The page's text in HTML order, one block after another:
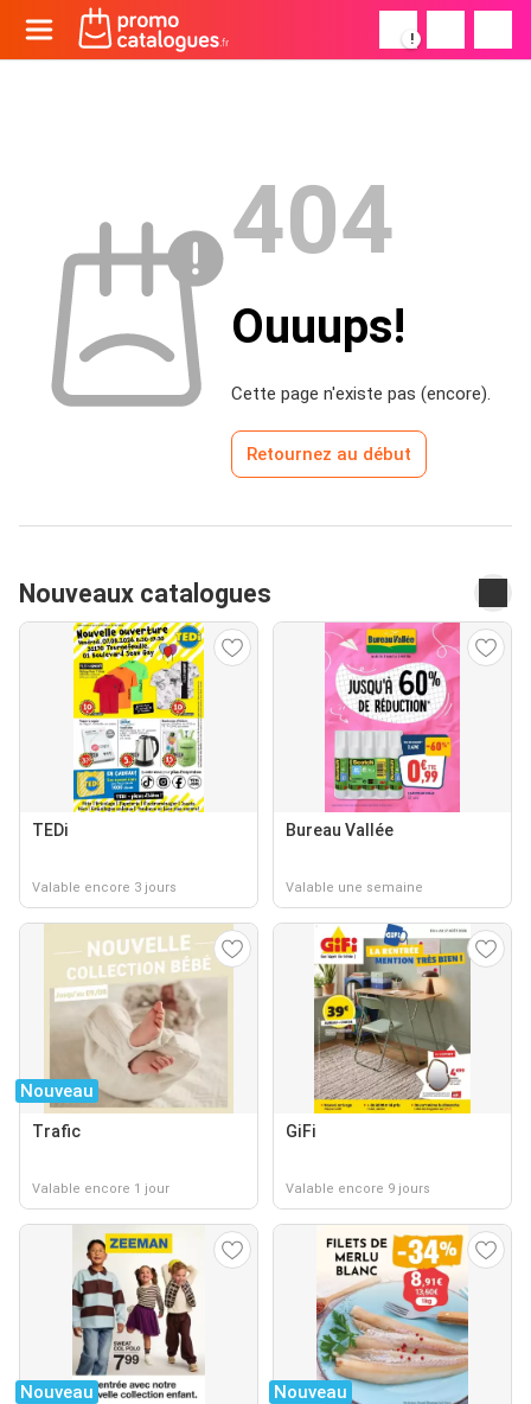
!
404
Ouuups!
Cette page n'existe pas (encore).
Retournez au début
Nouveaux catalogues
TEDi
Valable encore 3 jours
Bureau Vallée
Valable une semaine
Nouveau
Trafic
Valable encore 1 jour
GiFi
Valable encore 9 jours
Nouveau Nouveau